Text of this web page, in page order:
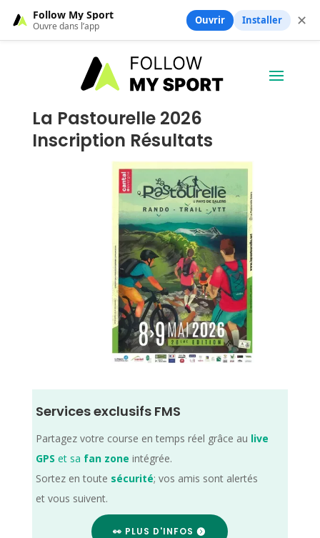
La Pastourelle 2026
Inscription Résultats
Services exclusifs FMS
Partagez votre course en temps réel grâce au live
GPS et sa fan zone intégrée.
Sortez en toute sécurité; vos amis sont alertés
et vous suivent.
👀 PLUS D'INFOS
Follow My Sport
Ouvre dans l’app Ouvrir Installer ✕